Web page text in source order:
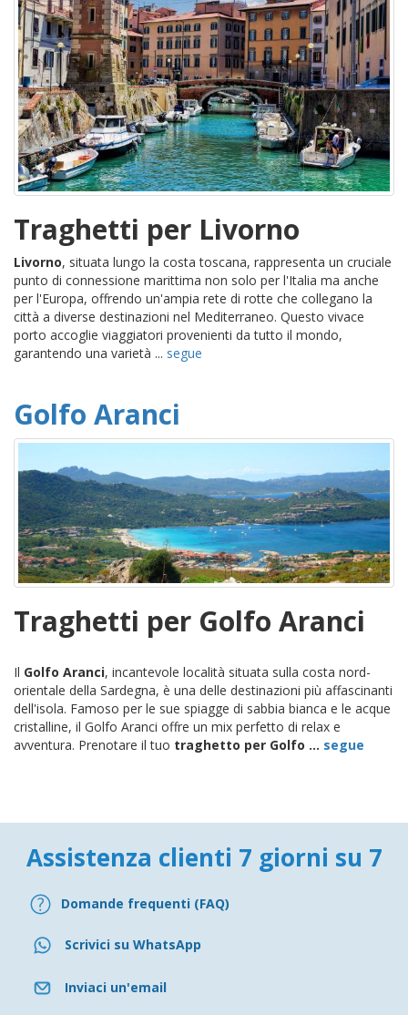
Traghetti per Livorno
Livorno, situata lungo la costa toscana, rappresenta un cruciale
punto di connessione marittima non solo per l'Italia ma anche
per l'Europa, offrendo un'ampia rete di rotte che collegano la
città a diverse destinazioni nel Mediterraneo. Questo vivace
porto accoglie viaggiatori provenienti da tutto il mondo,
garantendo una varietà ... segue
Golfo Aranci
Traghetti per Golfo Aranci
Il Golfo Aranci, incantevole località situata sulla costa nord-
orientale della Sardegna, è una delle destinazioni più affascinanti
dell'isola. Famoso per le sue spiagge di sabbia bianca e le acque
cristalline, il Golfo Aranci offre un mix perfetto di relax e
avventura. Prenotare il tuo traghetto per Golfo ... segue
Assistenza clienti 7 giorni su 7
Domande frequenti (FAQ)
Scrivici su WhatsApp
Inviaci un'email